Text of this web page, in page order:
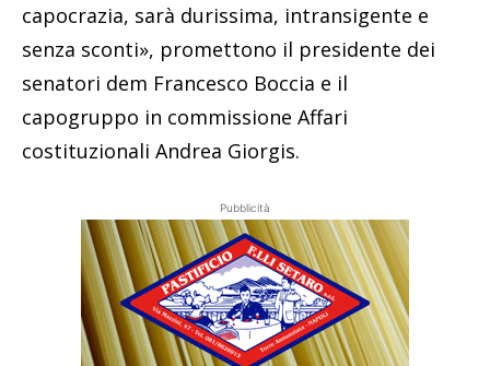
capocrazia, sarà durissima, intransigente e
senza sconti», promettono il presidente dei
senatori dem Francesco Boccia e il
capogruppo in commissione Affari
costituzionali Andrea Giorgis.
Pubblicità